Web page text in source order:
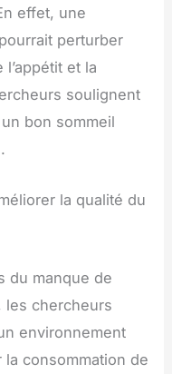
effet, une
perturber
et la
soulignent
bon sommeil
la qualité du
du manque de
les chercheurs
environnement
consommation de